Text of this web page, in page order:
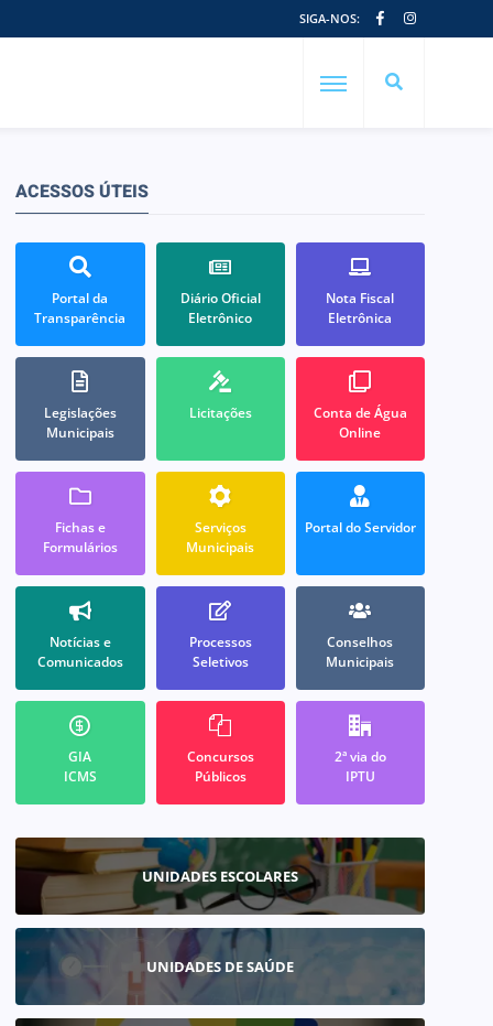
SIGA-NOS:
ACESSOS ÚTEIS
Portal da
Transparência
Diário Oficial
Eletrônico
Nota Fiscal
Eletrônica
Legislações
Municipais
Licitações
Conta de Água
Online
Fichas e
Formulários
Serviços
Municipais
Portal do Servidor
Notícias e
Comunicados
Processos
Seletivos
Conselhos
Municipais
GIA
ICMS
Concursos
Públicos
2ª via do
IPTU
UNIDADES ESCOLARES
UNIDADES DE SAÚDE